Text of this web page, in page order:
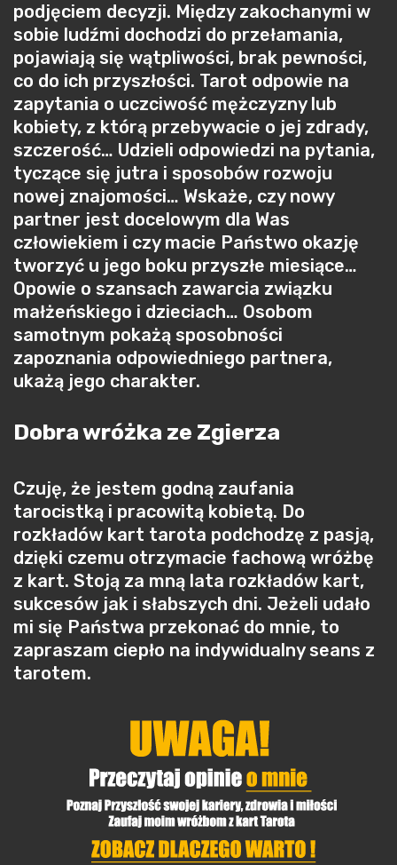
podjęciem decyzji. Między zakochanymi w
sobie ludźmi dochodzi do przełamania,
pojawiają się wątpliwości, brak pewności,
co do ich przyszłości. Tarot odpowie na
zapytania o uczciwość mężczyzny lub
kobiety, z którą przebywacie o jej zdrady,
szczerość… Udzieli odpowiedzi na pytania,
tyczące się jutra i sposobów rozwoju
nowej znajomości… Wskaże, czy nowy
partner jest docelowym dla Was
człowiekiem i czy macie Państwo okazję
tworzyć u jego boku przyszłe miesiące…
Opowie o szansach zawarcia związku
małżeńskiego i dzieciach… Osobom
samotnym pokażą sposobności
zapoznania odpowiedniego partnera,
ukażą jego charakter.
Dobra wróżka ze Zgierza
Czuję, że jestem godną zaufania
tarocistką i pracowitą kobietą. Do
rozkładów kart tarota podchodzę z pasją,
dzięki czemu otrzymacie fachową wróżbę
z kart. Stoją za mną lata rozkładów kart,
sukcesów jak i słabszych dni. Jeżeli udało
mi się Państwa przekonać do mnie, to
zapraszam ciepło na indywidualny seans z
tarotem.